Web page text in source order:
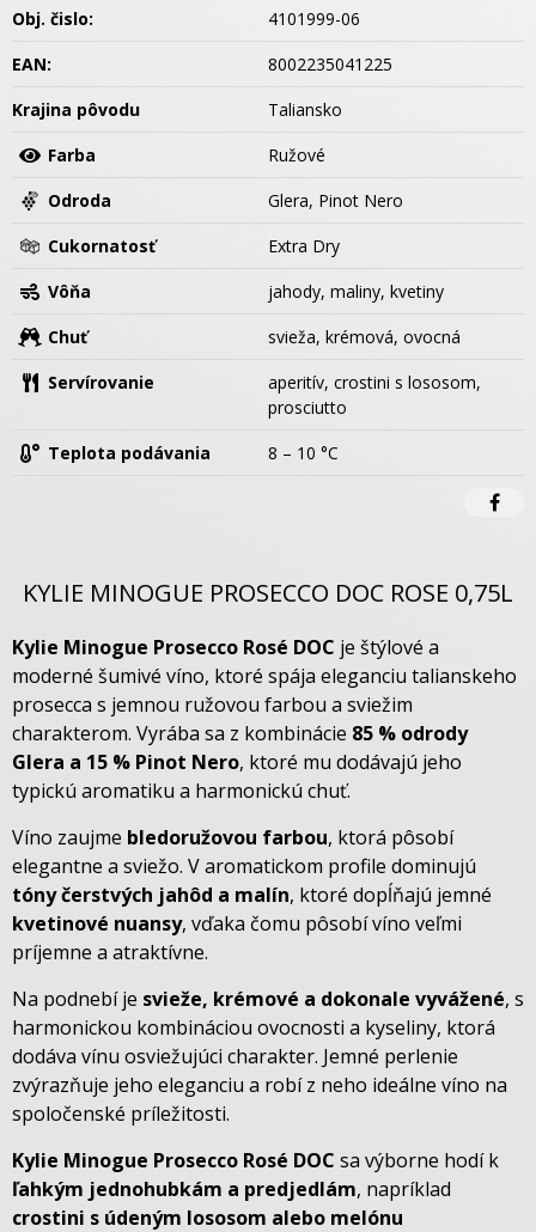
Obj. čislo:
4101999-06
EAN:
8002235041225
Krajina pôvodu
Taliansko
Farba
Ružové
Odroda
Glera, Pinot Nero
Cukornatosť
Extra Dry
Vôňa
jahody, maliny, kvetiny
Chuť
svieža, krémová, ovocná
Servírovanie
aperitív, crostini s lososom,
prosciutto
Teplota podávania
8 – 10 °C
KYLIE MINOGUE PROSECCO DOC ROSE 0,75L
Kylie Minogue Prosecco Rosé DOC je štýlové a
moderné šumivé víno, ktoré spája eleganciu talianskeho
prosecca s jemnou ružovou farbou a sviežim
charakterom. Vyrába sa z kombinácie 85 % odrody
Glera a 15 % Pinot Nero, ktoré mu dodávajú jeho
typickú aromatiku a harmonickú chuť.
Víno zaujme bledoružovou farbou, ktorá pôsobí
elegantne a sviežo. V aromatickom profile dominujú
tóny čerstvých jahôd a malín, ktoré dopĺňajú jemné
kvetinové nuansy, vďaka čomu pôsobí víno veľmi
príjemne a atraktívne.
Na podnebí je svieže, krémové a dokonale vyvážené, s
harmonickou kombináciou ovocnosti a kyseliny, ktorá
dodáva vínu osviežujúci charakter. Jemné perlenie
zvýrazňuje jeho eleganciu a robí z neho ideálne víno na
spoločenské príležitosti.
Kylie Minogue Prosecco Rosé DOC sa výborne hodí k
ľahkým jednohubkám a predjedlám, napríklad
crostini s údeným lososom alebo melónu